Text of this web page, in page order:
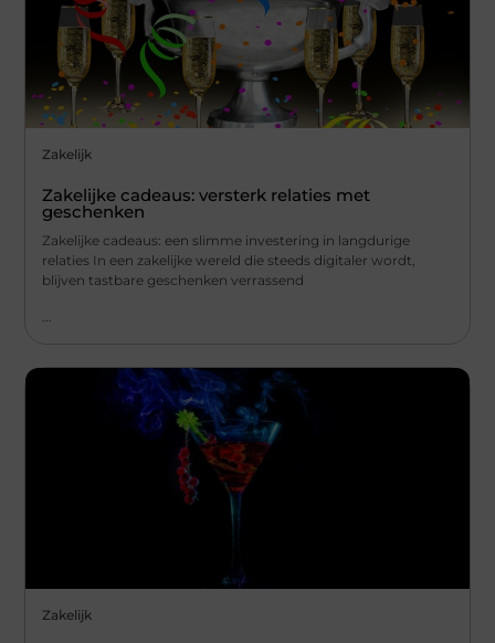
Zakelijk
Zakelijke cadeaus: versterk relaties met
geschenken
Zakelijke cadeaus: een slimme investering in langdurige
relaties In een zakelijke wereld die steeds digitaler wordt,
blijven tastbare geschenken verrassend
Zakelijk